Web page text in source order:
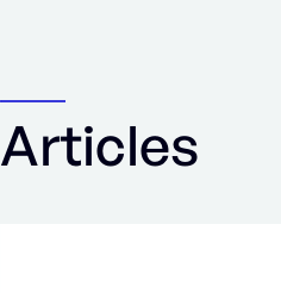
Articles